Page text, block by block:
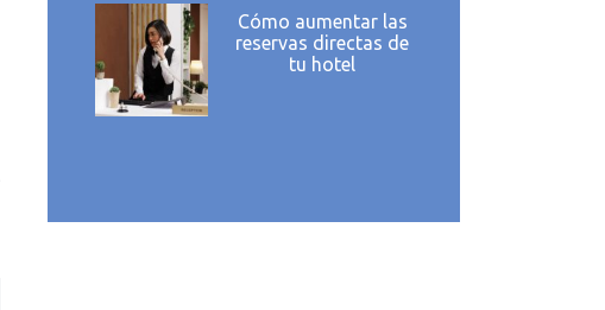
Cómo aumentar las
reservas directas de
tu hotel